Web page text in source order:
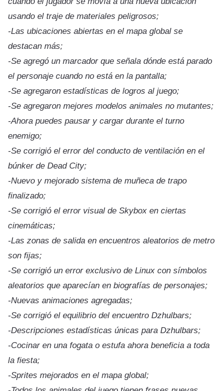
usando el traje de materiales peligrosos;
-Las ubicaciones abiertas en el mapa global se
destacan más;
-Se agregó un marcador que señala dónde está parado
el personaje cuando no está en la pantalla;
-Se agregaron estadísticas de logros al juego;
-Se agregaron mejores modelos animales no mutantes;
-Ahora puedes pausar y cargar durante el turno
enemigo;
-Se corrigió el error del conducto de ventilación en el
búnker de Dead City;
-Nuevo y mejorado sistema de muñeca de trapo
finalizado;
-Se corrigió el error visual de Skybox en ciertas
cinemáticas;
-Las zonas de salida en encuentros aleatorios de metro
son fijas;
-Se corrigió un error exclusivo de Linux con símbolos
aleatorios que aparecían en biografías de personajes;
-Nuevas animaciones agregadas;
-Se corrigió el equilibrio del encuentro Dzhulbars;
-Descripciones estadísticas únicas para Dzhulbars;
-Cocinar en una fogata o estufa ahora beneficia a toda
la fiesta;
-Sprites mejorados en el mapa global;